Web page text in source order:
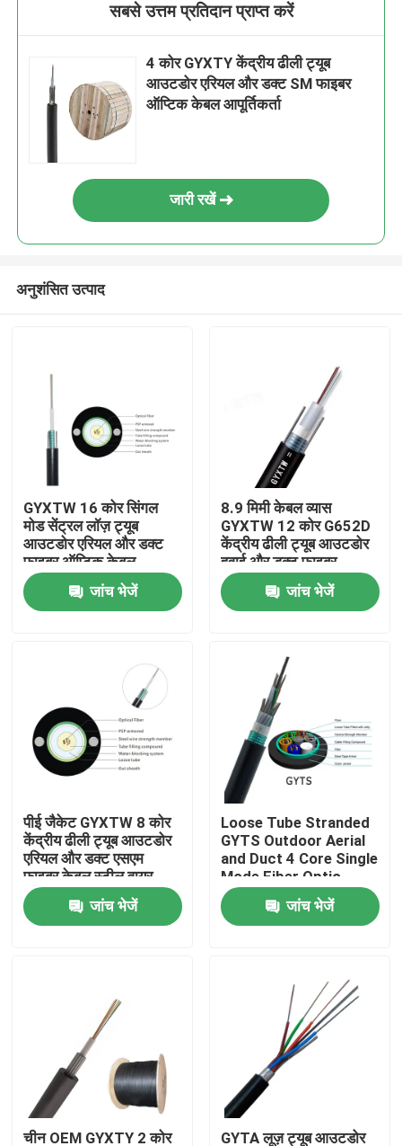
हमारे बारे में
गुणवत्ता नियंत्रण
संपर्क करें
आउटडोर फाइबर ऑप्टिक केबल
इंडोर फाइबर ऑप्टिक केबल
फाइबर ऑप्टिक केबल
सबसे उत्तम प्रतिदान प्राप्त करें
4 कोर GYXTY केंद्रीय ढीली ट्यूब
आउटडोर एरियल और डक्ट SM फाइबर
ऑप्टिक केबल आपूर्तिकर्ता
जारी रखें
अनुशंसित उत्पाद
GYXTW 16 कोर सिंगल
मोड सेंट्रल लॉज़ ट्यूब
आउटडोर एरियल और डक्ट
फाइबर ऑप्टिक केबल
जांच भेजें
8.9 मिमी केबल व्यास
GYXTW 12 कोर G652D
केंद्रीय ढीली ट्यूब आउटडोर
हवाई और डक्ट फाइबर
ऑप्टिक केबल तार पीई जैकेट
के साथ
जांच भेजें
पीई जैकेट GYXTW 8 कोर
केंद्रीय ढीली ट्यूब आउटडोर
एरियल और डक्ट एसएम
फाइबर केबल स्टील वायर
ताकत सदस्य की विशेषता
जांच भेजें
Loose Tube Stranded
GYTS Outdoor Aerial
and Duct 4 Core Single
Mode Fiber Optic
Cable
जांच भेजें
चीन OEM GYXTY 2 कोर GYTA लूज़ ट्यूब आउटडोर